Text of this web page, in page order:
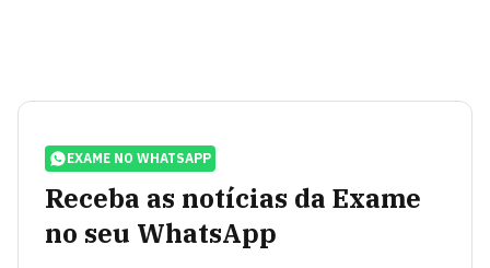
EXAME NO WHATSAPP
Receba as notícias da Exame
no seu WhatsApp